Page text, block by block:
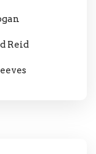
Reid